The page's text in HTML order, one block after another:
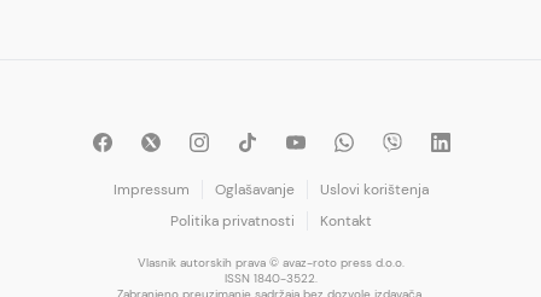
Impressum Oglašavanje
Uslovi korištenja
Politika privatnosti
Kontakt
Vlasnik autorskih prava © avaz-roto press d.o.o.
ISSN 1840-3522.